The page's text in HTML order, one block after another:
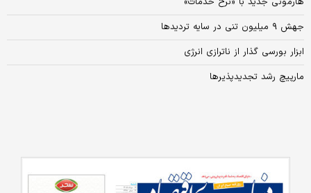
جهش ۹ میلیون تنی در سایه تردیدها
ابزار بورسی ‌گذار از ناترازی انرژی
مارپیچ رشد تجدیدپذیرها